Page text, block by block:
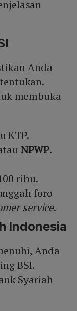
Anda
membuka
KTP.
NPWP.
ribu.
foro
service.
Indonesia
Anda
BSI.
Syariah